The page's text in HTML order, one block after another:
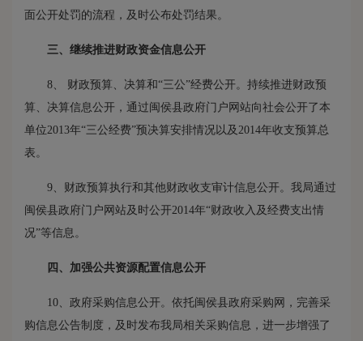
面公开处罚的流程，及时公布处罚结果。
三、继续推进财政资金信息公开
8、 财政预算、决算和“三公”经费公开。持续推进财政预
算、决算信息公开，通过闽侯县政府门户网站向社会公开了本
单位2013年“三公经费”预决算安排情况以及2014年收支预算总
表。
9、财政预算执行和其他财政收支审计信息公开。我局通过
闽侯县政府门户网站及时公开2014年“财政收入及经费支出情
况”等信息。
四、加强公共资源配置信息公开
10、政府采购信息公开。依托闽侯县政府采购网，完善采
购信息公告制度，及时发布我局相关采购信息，进一步增强了